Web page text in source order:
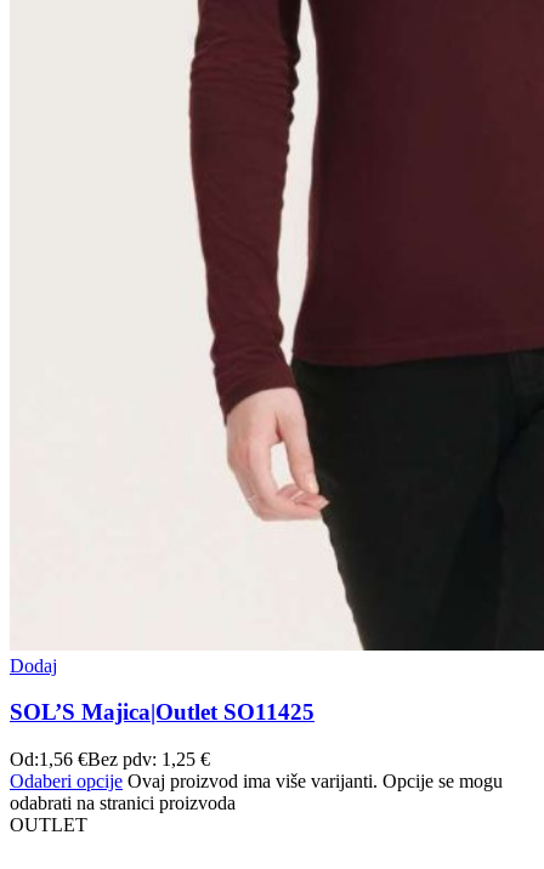
Dodaj
SOL’S Majica|Outlet SO11425
Od:1,56 €Bez pdv: 1,25 €
Odaberi opcije Ovaj proizvod ima više varijanti. Opcije se mogu
odabrati na stranici proizvoda
OUTLET